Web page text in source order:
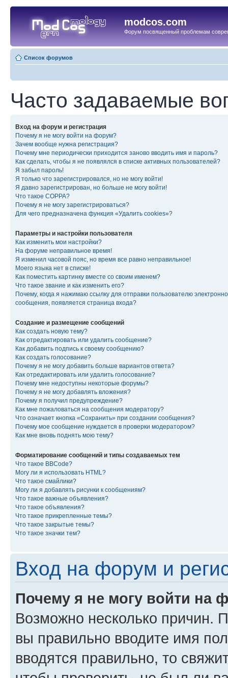
modcos.com
Форум посвященный проблемам
Список форумов
Часто задаваемые
Вход на форум и регистрация
Почему я не могу войти на форум?
Зачем вообще нужна регистрация?
Почему мне периодически приходится заново вводить имя и пароль?
Как сделать, чтобы я не появлялся в списке активных пользователей?
Я забыл пароль!
Я только что зарегистрировался, но не могу войти!
Я давно зарегистрирован, но больше не могу войти!
Что такое COPPA?
Почему я не могу зарегистрироваться?
Для чего предназначена функция «Удалить cookies»?
Параметры и настройки пользователя
Как изменить мои настройки?
На форуме неправильное время!
Я изменил часовой пояс, но время все равно неправильное!
Моего языка нет в списке!
Как поместить картинку вместе со своим именем?
Что такое звание и как изменить его?
Почему, когда я нажимаю ссылку для отправки пользователю
сообщения, появляется страница входа?
Создание и размещение сообщений
Как создать новую тему?
Как отредактировать или удалить сообщение?
Как добавить подпись к своему сообщению?
Как создать голосование?
Почему я не могу добавить больше вариантов ответа?
Как отредактировать или удалить голосование?
Почему мне недоступны некоторые форумы?
Почему я не могу добавлять вложения?
Почему я получил предупреждение?
Как мне пожаловаться на сообщения модератору?
Что означает кнопка «Сохранить» при создании сообщения?
Почему мое сообщение нуждается в проверки модератором?
Как мне вновь поднять мою тему?
Форматирование сообщений и типы создаваемых тем
Что такое BBCode?
Могу ли я использовать HTML?
Что такое смайлики?
Могу ли я добавлять рисунки к сообщениям?
Что такое важные объявления?
Что такое объявления?
Что такое прикрепленные темы?
Что такое закрытые темы?
Что такое значки тем?
Вход на форум и
Почему я не могу войти на
Возможно несколько причин.
вы правильно вводите имя
вводятся правильно, то